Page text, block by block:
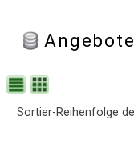
Sortier-Reihenfolge